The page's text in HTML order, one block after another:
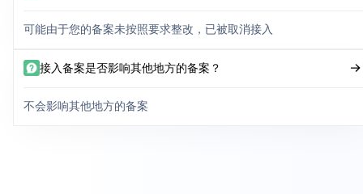
可能由于您的备案未按照要求整改，已被取消接入
接入备案是否影响其他地方的备案？
不会影响其他地方的备案